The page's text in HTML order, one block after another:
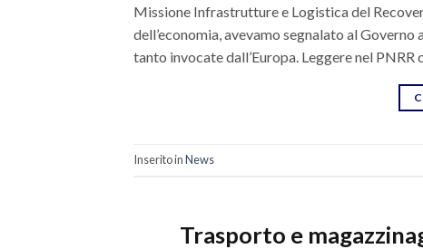
Missione Infrastrutture e Logistica del
dell’economia, avevamo segnalato al
tanto invocate dall’Europa. Leggere nel PNRR
Inserito inNews
Trasporto e